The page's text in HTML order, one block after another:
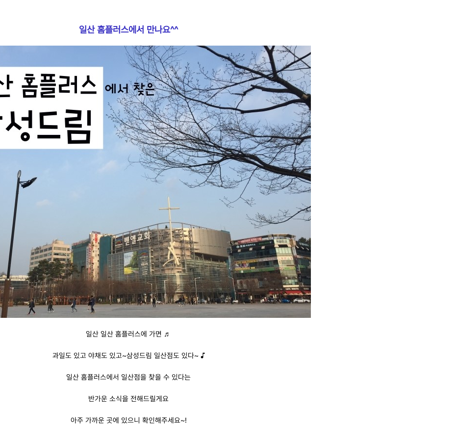
일산 홈플러스에서 만나요^^
일산 일산 홈플러스에 가면 ♬
과일도 있고 야채도 있고~삼성드림 일산점도 있다~ ♪
일산 홈플러스에서 일산점을 찾을 수 있다는
반가운 소식을 전해드릴게요
아주 가까운 곳에 있으니 확인해주세요~!